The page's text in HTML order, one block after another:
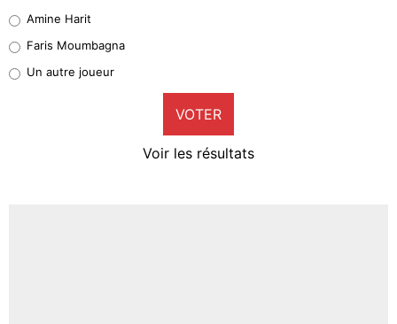
1%
9%
Amine Harit
Faris Moumbagna
Un autre joueur
VOTER
Voir les résultats